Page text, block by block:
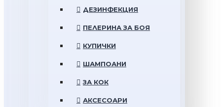
ДЕЗИНФЕКЦИЯ
ПЕЛЕРИНА ЗА БОЯ
КУПИЧКИ
ШАМПОАНИ
ЗА КОК
АКСЕСОАРИ